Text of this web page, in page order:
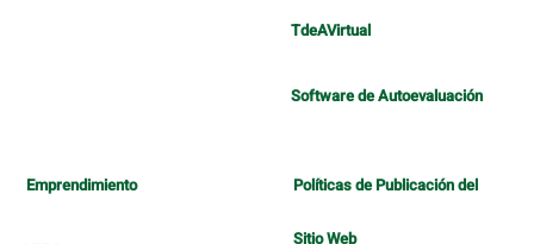
TdeAVirtual
Software de Autoevaluación
Emprendimiento Políticas de Publicación del
Sitio Web